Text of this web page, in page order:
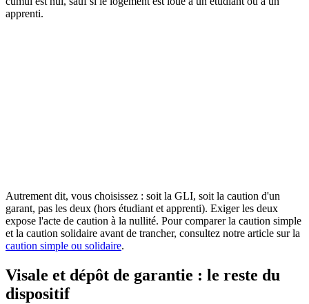
apprenti.
Autrement dit, vous choisissez : soit la GLI, soit la caution d'un
garant, pas les deux (hors étudiant et apprenti). Exiger les deux
expose l'acte de caution à la nullité. Pour comparer la caution simple
et la caution solidaire avant de trancher, consultez notre article sur la
caution simple ou solidaire.
Visale et dépôt de garantie : le reste du
dispositif